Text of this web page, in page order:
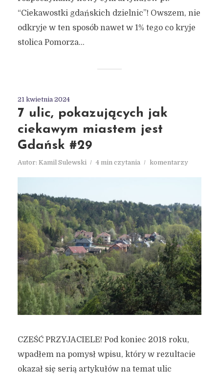
“Ciekawostki gdańskich dzielnic”! Owszem, nie
odkryje w ten sposób nawet w 1% tego co kryje
stolica Pomorza...
21 kwietnia 2024
7 ulic, pokazujących jak
ciekawym miastem jest
Gdańsk #29
Autor: Kamil Sulewski 4 min czytania komentarzy
CZEŚĆ PRZYJACIELE! Pod koniec 2018 roku,
wpadłem na pomysł wpisu, który w rezultacie
okazał się serią artykułów na temat ulic